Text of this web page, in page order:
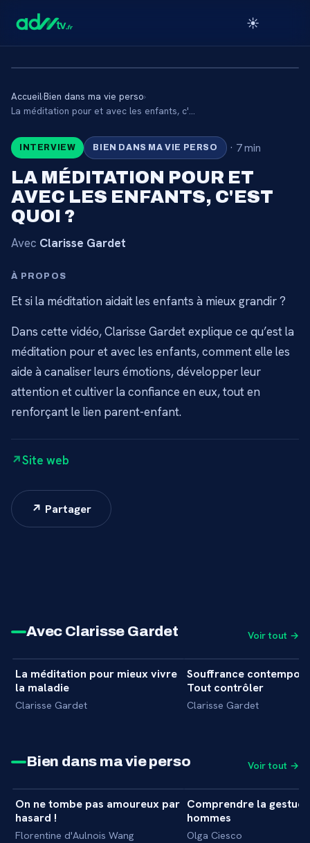
☀️
🔒
CONTENU RÉSERVÉ AUX
ABONNÉS
Connectez-vous via votre lien membre, ou
abonnez-vous pour accéder au catalogue.
Accueil›Bien dans ma vie perso›
La méditation pour et avec les enfants, c'est quoi ?
INTERVIEW BIEN DANS MA VIE PERSO · 7 min
LA MÉDITATION POUR ET
AVEC LES ENFANTS, C'EST
QUOI ?
Avec Clarisse Gardet
À PROPOS
Et si la méditation aidait les enfants à mieux grandir ?
Dans cette vidéo, Clarisse Gardet explique ce qu’est la
méditation pour et avec les enfants, comment elle les
aide à canaliser leurs émotions, développer leur
attention et cultiver la confiance en eux, tout en
renforçant le lien parent-enfant.
Site web
↗ Partager
Avec Clarisse Gardet Voir tout →
INTERVIEW +
La méditation pour mieux vivre
la maladie
Clarisse Gardet
INTERVIEW
Souffrance
Tout contrôler
Clarisse Gardet
Bien dans ma vie perso Voir tout →
MASTERCLASS +
41 min
On ne tombe pas amoureux par
hasard !
Florentine d'Aulnois Wang
MASTERCLASS
Comprendre la
hommes
Olga Ciesco